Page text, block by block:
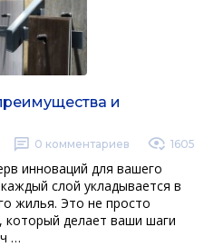
и
0 комментариев 1605
инноваций для вашего
слой укладывается в
жилья. Это не просто
который делает ваши шаги
…